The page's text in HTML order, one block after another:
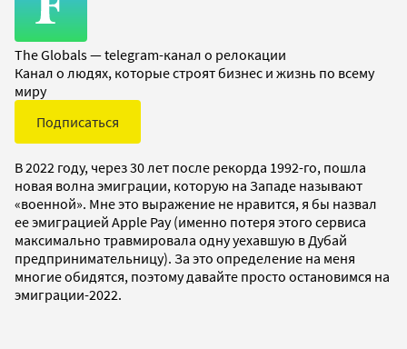
The Globals — telegram-канал о релокации
Канал о людях, которые строят бизнес и жизнь по всему
миру
Подписаться
В 2022 году, через 30 лет после рекорда 1992-го, пошла
новая волна эмиграции, которую на Западе называют
«военной». Мне это выражение не нравится, я бы назвал
ее эмиграцией Apple Pay (именно потеря этого сервиса
максимально травмировала одну уехавшую в Дубай
предпринимательницу). За это определение на меня
многие обидятся, поэтому давайте просто остановимся на
эмиграции-2022.